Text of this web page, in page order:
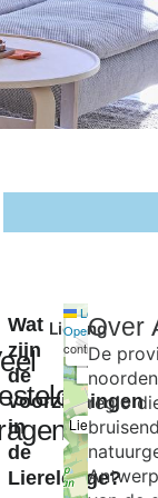
Wat
zijn
de
voorzieningen
in
de
Lierelodge?
Ligging
Lierelodge
+
−
Leaflet
OpenStreetMap
contributors
Over
De
regio